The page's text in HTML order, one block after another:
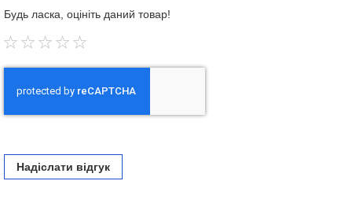
Будь ласка, оцініть даний товар!
Надіслати відгук